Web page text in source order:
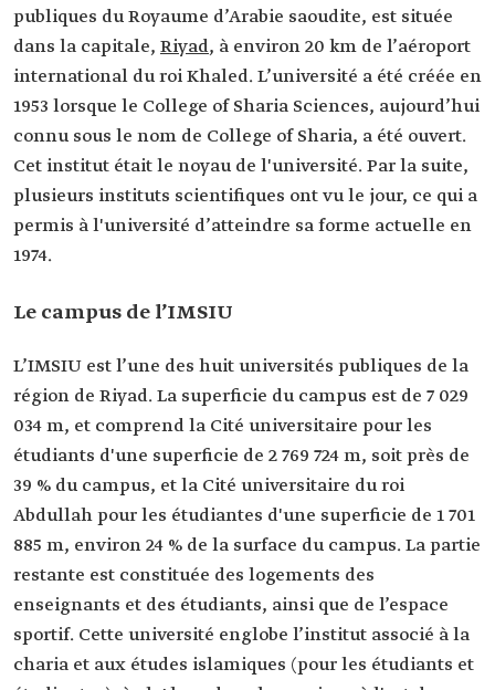
publiques du Royaume d’Arabie saoudite, est située
dans la capitale, Riyad, à environ 20 km de l’aéroport
international du roi Khaled. L’université a été créée en
1953 lorsque le College of Sharia Sciences, aujourd’hui
connu sous le nom de College of Sharia, a été ouvert.
Cet institut était le noyau de l'université. Par la suite,
plusieurs instituts scientifiques ont vu le jour, ce qui a
permis à l'université d’atteindre sa forme actuelle en
1974.
Le campus de l’IMSIU
L’IMSIU est l’une des huit universités publiques de la
région de Riyad. La superficie du campus est de 7 029
034 m, et comprend la Cité universitaire pour les
étudiants d'une superficie de 2 769 724 m, soit près de
39 % du campus, et la Cité universitaire du roi
Abdullah pour les étudiantes d'une superficie de 1 701
885 m, environ 24 % de la surface du campus. La partie
restante est constituée des logements des
enseignants et des étudiants, ainsi que de l’espace
sportif. Cette université englobe l’institut associé à la
charia et aux études islamiques (pour les étudiants et